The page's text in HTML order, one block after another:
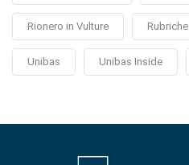
Rionero in Vulture Rubriche
Unibas Unibas Inside